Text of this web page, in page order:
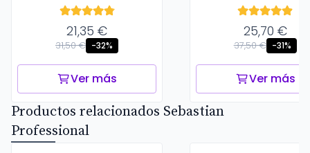
21,35 €
31,50 € -32%
Ver más
25,70 €
37,50 € -31%
Ver más
Productos relacionados Sebastian
Professional